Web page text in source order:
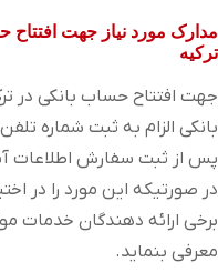
مدارک مورد نیاز جهت افتتاح
ترکیه
جهت افتتاح حساب بانکی در
بانکی الزام به ثبت شماره
پس از ثبت سفارش اطلاعات
در صورتیکه این مورد را در
برخی ارائه دهندگان خدمات
معرفی بنماید.